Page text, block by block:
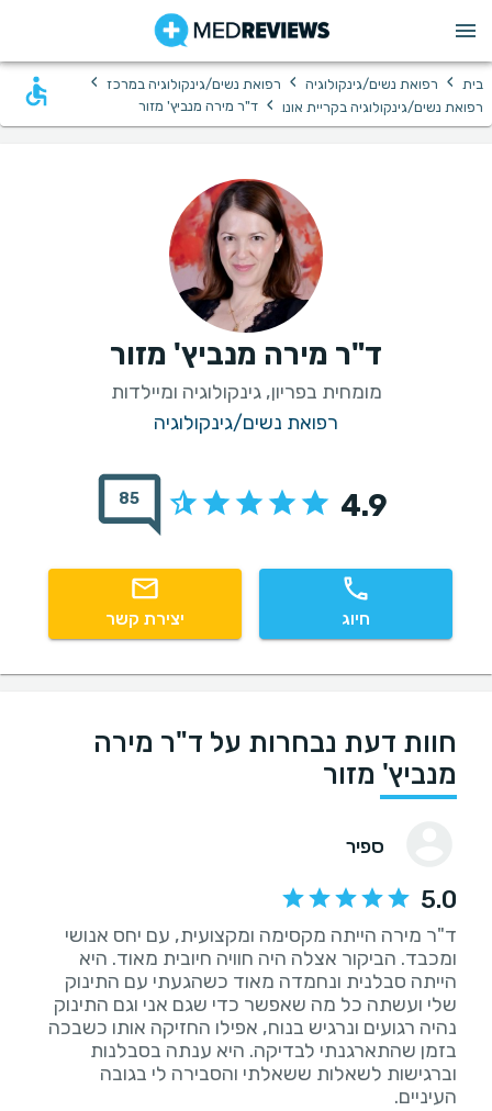
בית › רפואת נשים/גינקולוגיה › רפואת נשים/גינקולוגיה במרכז ›
רפואת נשים/גינקולוגיה בקריית אונו › ד"ר מירה מנביץ' מזור
ד"ר מירה מנביץ' מזור
מומחית בפריון, גינקולוגיה ומיילדות
רפואת נשים/גינקולוגיה
4.9
85
חיוג יצירת קשר
חוות דעת נבחרות על ד"ר מירה
מנביץ' מזור
ספיר
5.0
ד"ר מירה הייתה מקסימה ומקצועית, עם יחס אנושי
ומכבד. הביקור אצלה היה חוויה חיובית מאוד. היא
הייתה סבלנית ונחמדה מאוד כשהגעתי עם התינוק
שלי ועשתה כל מה שאפשר כדי שגם אני וגם התינוק
נהיה רגועים ונרגיש בנוח, אפילו החזיקה אותו כשבכה
בזמן שהתארגנתי לבדיקה. היא ענתה בסבלנות
וברגישות לשאלות ששאלתי והסבירה לי בגובה
העיניים.